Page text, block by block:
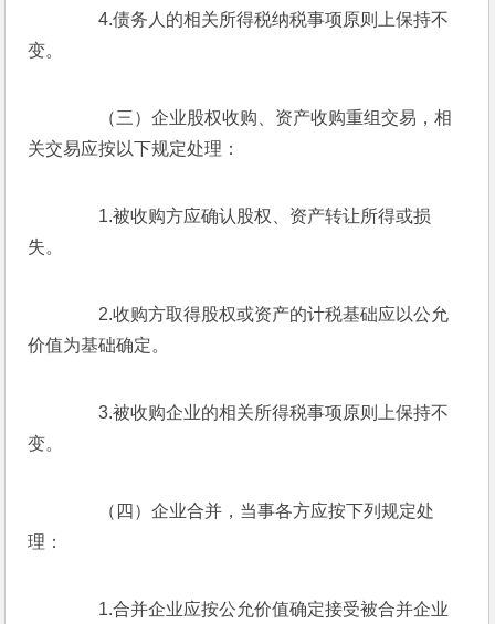
4.债务人的相关所得税纳税事项原则上保持不
变。
（三）企业股权收购、资产收购重组交易，相
关交易应按以下规定处理：
1.被收购方应确认股权、资产转让所得或损
失。
2.收购方取得股权或资产的计税基础应以公允
价值为基础确定。
3.被收购企业的相关所得税事项原则上保持不
变。
（四）企业合并，当事各方应按下列规定处
理：
1.合并企业应按公允价值确定接受被合并企业